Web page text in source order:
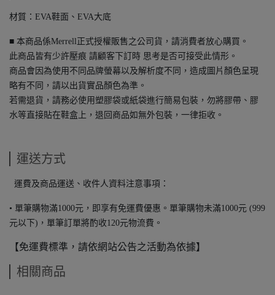
材質：EVA鞋面、EVA大底
■ 本商品係Merrell正式授權販售之公司貨，請消費者放心購買。
此商品皆有少許壓痕 請顧客下訂時 思考是否可接受此情形。
商品會因為使用不同品牌螢幕以及解析度不同，造成圖片顏色呈現
略有不同，請以出貨實品顏色為準。
若需退貨，請務必使用塑膠袋或紙袋進行簡易包裝，勿將膠帶、膠
水等直接貼在鞋盒上，退回商品如無外包裝，一律拒收。
運送方式
運費及商品運送、收件人資料注意事項：
• 單筆購物滿1000元，即享有免運費優惠。單筆購物未滿1000元 (999
元以下)，單筆訂單將酌收120元物流費。
【免運費標準，請依網站公告之活動為依據】
相關商品